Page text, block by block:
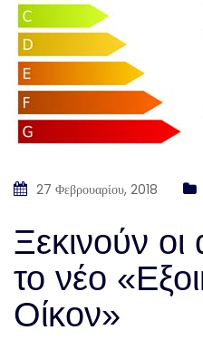
27 Φεβρουαρίου, 2018
Ξεκινούν οι
το νέο
Οίκον»